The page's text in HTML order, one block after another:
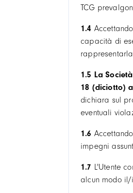
TCG
1.4
capacità di
1.5 La
18 (diciotto)
dichiara sul
eventuali
1.6
impegni
1.7 L'Utente
alcun modo